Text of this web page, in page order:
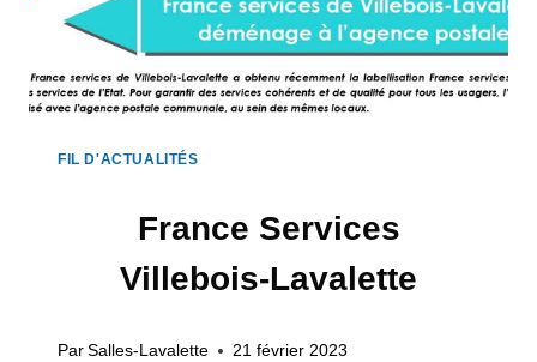
FIL D'ACTUALITÉS
France Services
Villebois-Lavalette
Par Salles-Lavalette 21 février 2023